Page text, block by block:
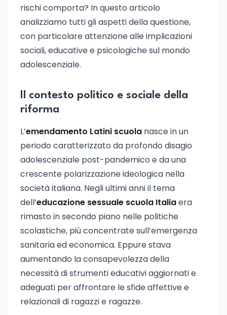
rischi comporta? In questo articolo
analizziamo tutti gli aspetti della questione,
con particolare attenzione alle implicazioni
sociali, educative e psicologiche sul mondo
adolescenziale.
Il contesto politico e sociale della
riforma
L’emendamento Latini scuola nasce in un
periodo caratterizzato da profondo disagio
adolescenziale post-pandemico e da una
crescente polarizzazione ideologica nella
società italiana. Negli ultimi anni il tema
dell’educazione sessuale scuola Italiaera
rimasto in secondo piano nelle politiche
scolastiche, più concentrate sull’emergenza
sanitaria ed economica. Eppure stava
aumentando la consapevolezza della
necessità di strumenti educativi aggiornati e
adeguati per affrontare le sfide affettive e
relazionali di ragazzi e ragazze.